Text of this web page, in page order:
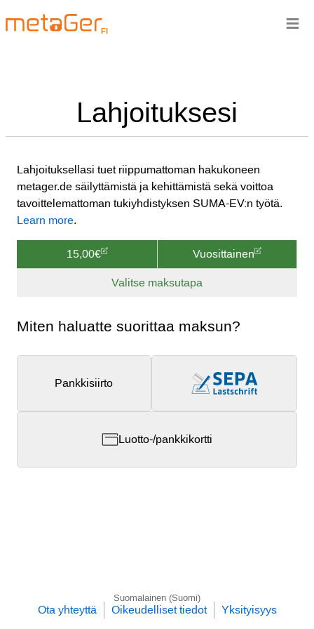
FI
Lahjoituksesi
Lahjoituksellasi tuet riippumattoman hakukoneen
metager.de säilyttämistä ja kehittämistä sekä voittoa
tavoittelemattoman tukiyhdistyksen SUMA-EV:n työtä.
Learn more.
15,00€ Vuosittainen
Valitse maksutapa
Miten haluatte suorittaa maksun?
Pankkisiirto
Luotto-/pankkikortti
≡
Suomalainen (Suomi)
Ota yhteyttä Oikeudelliset tiedot Yksityisyys